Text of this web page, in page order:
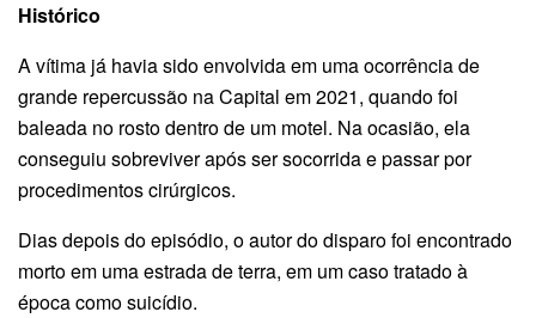
Histórico
A vítima já havia sido envolvida em uma ocorrência de
grande repercussão na Capital em 2021, quando foi
baleada no rosto dentro de um motel. Na ocasião, ela
conseguiu sobreviver após ser socorrida e passar por
procedimentos cirúrgicos.
Dias depois do episódio, o autor do disparo foi encontrado
morto em uma estrada de terra, em um caso tratado à
época como suicídio.